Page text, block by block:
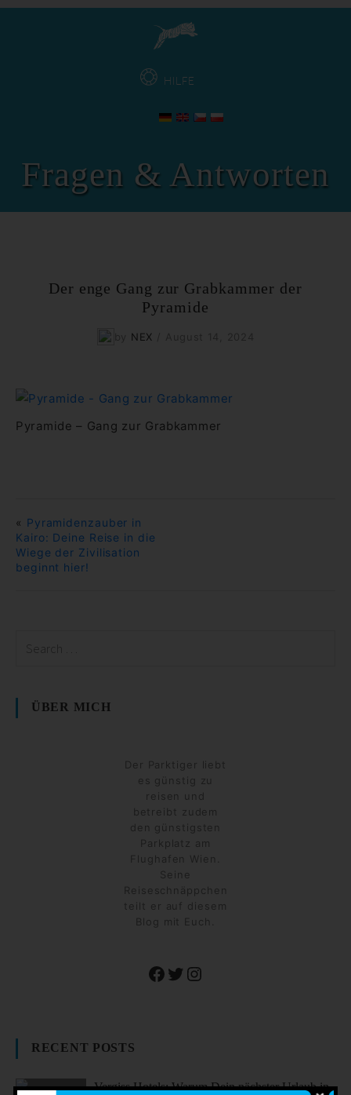
HILFE
Fragen & Antworten
Der enge Gang zur Grabkammer der
Pyramide
NEX
Pyramide – Gang zur Grabkammer
« Pyramidenzauber in
Kairo: Deine Reise in die
Wiege der Zivilisation
beginnt hier!
ÜBER MICH
Der Parktiger liebt
es günstig zu
reisen und
betreibt zudem
den günstigsten
Parkplatz am
Flughafen Wien.
Seine
Reiseschnäppchen
teilt er auf diesem
Blog mit Euch.
Facebook
TwitterInstagram
RECENT POSTS
Vergiss Hotels: Warum Dein nächster Urlaub in